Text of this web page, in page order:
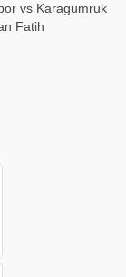
vs Karagumruk
Fatih